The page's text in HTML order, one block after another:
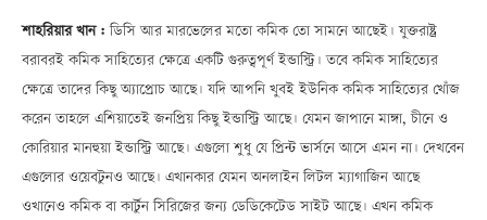
শাহরিয়ার খান :ডিসি আর মারভেলের মতো কমিক তো সামনে আছেই। যুক্তরাষ্ট্র
বরাবরই কমিক সাহিত্যের ক্ষেত্রে একটি গুরুত্বপূর্ণ ইন্ডাস্ট্রি। তবে কমিক সাহিত্যের
ক্ষেত্রে তাদের কিছু অ্যাপ্রোচ আছে। যদি আপনি খুবই ইউনিক কমিক সাহিত্যের খোঁজ
করেন তাহলে এশিয়াতেই জনপ্রিয় কিছু ইন্ডাস্ট্রি আছে। যেমন জাপানে মাঙ্গা, চীনে ও
কোরিয়ার মানহুয়া ইন্ডাস্ট্রি আছে। এগুলো শুধু যে প্রিন্ট ভার্সনে আসে এমন না। দেখবেন
এগুলোর ওয়েবটুনও আছে। এখানকার যেমন অনলাইন লিটল ম্যাগাজিন আছে
ওখানেও কমিক বা কার্টুন সিরিজের জন্য ডেডিকেটেড সাইট আছে। এখন কমিক